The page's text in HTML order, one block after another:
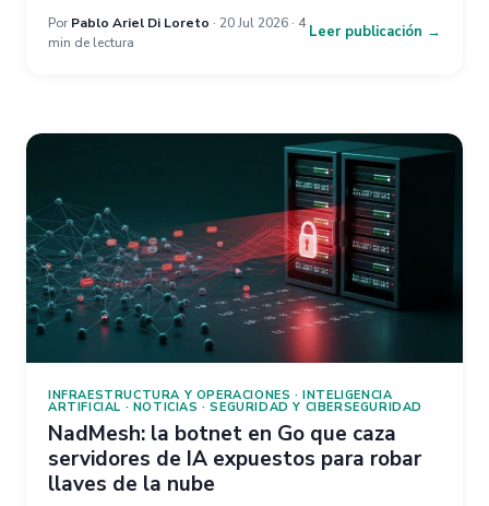
Por Pablo Ariel Di Loreto · 20 Jul 2026 · 4
min de lectura
Leer publicación →
INFRAESTRUCTURA Y OPERACIONES ·INTELIGENCIA
ARTIFICIAL · NOTICIAS ·SEGURIDAD Y CIBERSEGURIDAD
NadMesh: la botnet en Go que caza
servidores de IA expuestos para robar
llaves de la nube